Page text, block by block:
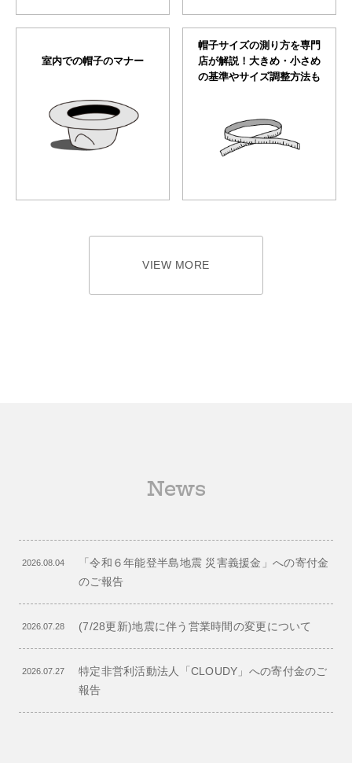
室内での帽子のマナー
帽子サイズの測り方を専門
店が解説！大きめ・小さめ
の基準やサイズ調整方法も
VIEW MORE
News
2026.08.04
「令和６年能登半島地震 災害義援金」への寄付金
のご報告
2026.07.28 (7/28更新)地震に伴う営業時間の変更について
2026.07.27
特定非営利活動法人「CLOUDY」への寄付金のご
報告